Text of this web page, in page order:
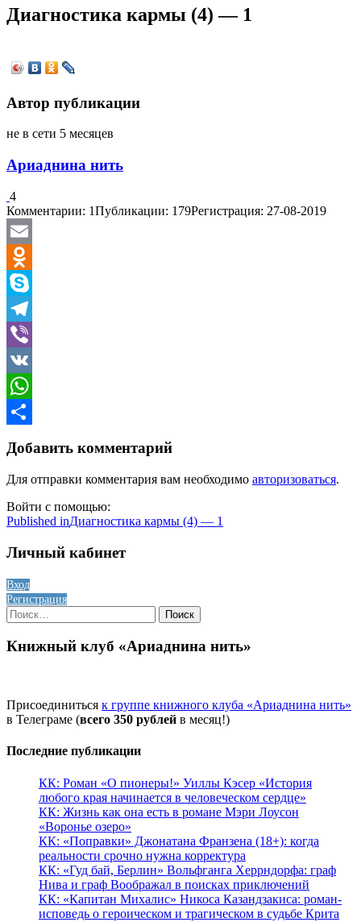
Диагностика кармы (4) — 1
Автор публикации
не в сети 5 месяцев
Ариаднина нить
4
Комментарии: 1Публикации: 179Регистрация: 27-08-2019
Email
Odnoklassniki
Skype
Telegram
Viber
VK
WhatsApp
Добавить комментарий
Для отправки комментария вам необходимо авторизоваться.
Войти с помощью:
Навигация
по
Published inДиагностика кармы (4) — 1
Личный кабинет
Вход
Регистрация
Найти:
Книжный клуб «Ариаднина нить»
Присоединиться к группе книжного клуба «Ариаднина нить»
в Телеграме (всего 350 рублей в месяц!)
Последние публикации
КК: Роман «О пионеры!» Уиллы Кэсер «История
любого края начинается в человеческом сердце»
КК: Жизнь как она есть в романе Мэри Лоусон
«Воронье озеро»
КК: «Поправки» Джонатана Франзена (18+): когда
реальности срочно нужна корректура
КК: «Гуд бай, Берлин» Вольфганга Херрндорфа: граф
Нива и граф Воображал в поисках приключений
КК: «Капитан Михалис» Никоса Казандзакиса: роман-
исповедь о героическом и трагическом в судьбе Крита